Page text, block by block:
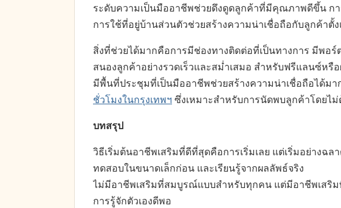
ระดับความเป็นมืออาชีพช่วยดึงดูดลูกค้าที่มีคุณภาพดีขึ้น ก
การใช้ที่อยู่บ้านส่วนตัวช่วยสร้างความน่าเชื่อถือกับลูกค้าตั้
สิ่งที่ช่วยได้มากคือการมีช่องทางติดต่อที่เป็นทางการ มีพอ
สนองลูกค้าอย่างรวดเร็วและสม่ำเสมอ สำหรับฟรีแลนซ์หรื
มีพื้นที่ประชุมที่เป็นมืออาชีพช่วยสร้างความน่าเชื่อถือได้มา
ชั่วโมงในกรุงเทพฯ ซึ่งเหมาะสำหรับการนัดพบลูกค้าโดยไ
บทสรุป
วิธีเริ่มต้นอาชีพเสริมที่ดีที่สุดคือการเริ่มเลย แต่เริ่มอย่างฉล
ทดสอบในขนาดเล็กก่อน และเรียนรู้จากผลลัพธ์จริง
ไม่มีอาชีพเสริมที่สมบูรณ์แบบสำหรับทุกคน แต่มีอาชีพเสริ
การรู้จักตัวเองดีพอ